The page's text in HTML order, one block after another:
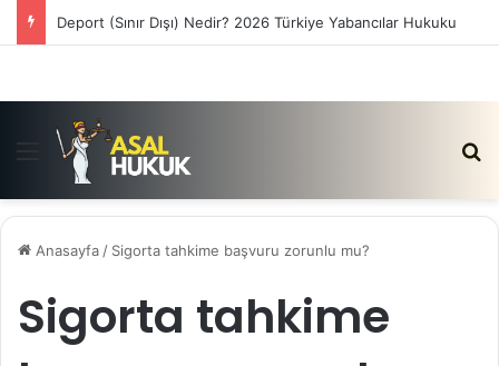
Deport (Sınır Dışı) Nedir? 2026 Türkiye Yabancılar Hukuku
Menü
Anasayfa / Sigorta tahkime başvuru zorunlu mu?
Sigorta tahkime